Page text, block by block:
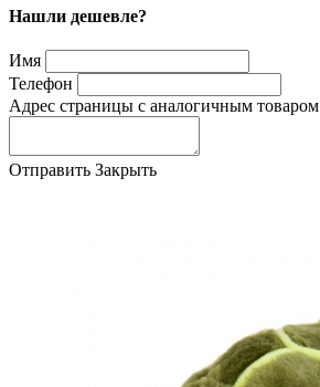
Нашли дешевле?
Имя
Телефон
Адрес страницы с аналогичным товаром
Отправить Закрыть